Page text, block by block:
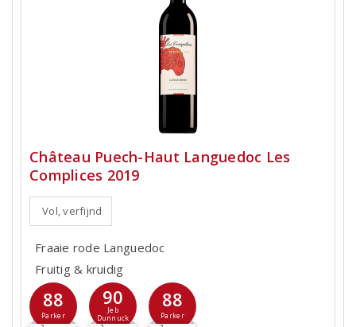
Château Puech-Haut Languedoc Les
Complices 2019
Vol, verfijnd
Fraaie rode Languedoc
Fruitig & kruidig
88
Parker
90
Jeb
Dunnuck
88
Parker